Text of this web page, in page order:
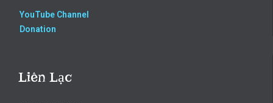
YouTube Channel
Donation
Liên Lạc